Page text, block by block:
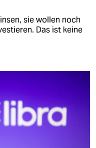
sie wollen noch
Das ist keine